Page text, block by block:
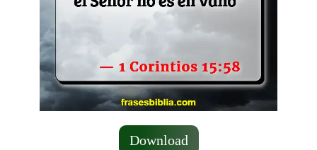
Download